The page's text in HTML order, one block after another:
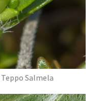
Teppo Salmela